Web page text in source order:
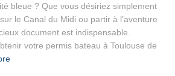
bleue ? Que vous désiriez simplement
le Canal du Midi ou partir à l’aventure
document est indispensable.
votre permis bateau à Toulouse de